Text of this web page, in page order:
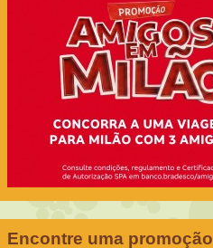
Encontre uma promoção